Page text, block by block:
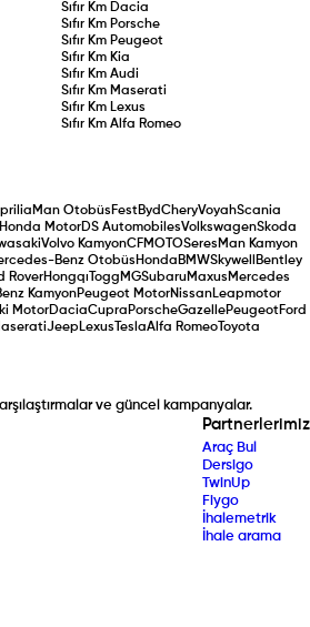
Sıfır Km Dacia
Sıfır Km Porsche
Sıfır Km Peugeot
Sıfır Km Kia
Sıfır Km Audi
Sıfır Km Maserati
Sıfır Km Lexus
Sıfır Km Alfa Romeo
Man Otobüs FestBydCheryVoyahScania
MotorDS AutomobilesVolkswagenSkoda
Volvo KamyonCFMOTOSeres Man Kamyon
Benz Otobüs Honda BMWSkywell
Bentley
RoverHongqı Togg MGSubaruMaxus Mercedes
KamyonPeugeot MotorNissanLeapmotor
MotorDaciaCupra PorscheGazellePeugeotFord
Jeep Lexus TeslaAlfa RomeoToyota
ve güncel kampanyalar.
Partnerlerimiz
Araç Bul
Dersigo
TwinUp
Fiygo
İhalemetrik
İhale arama